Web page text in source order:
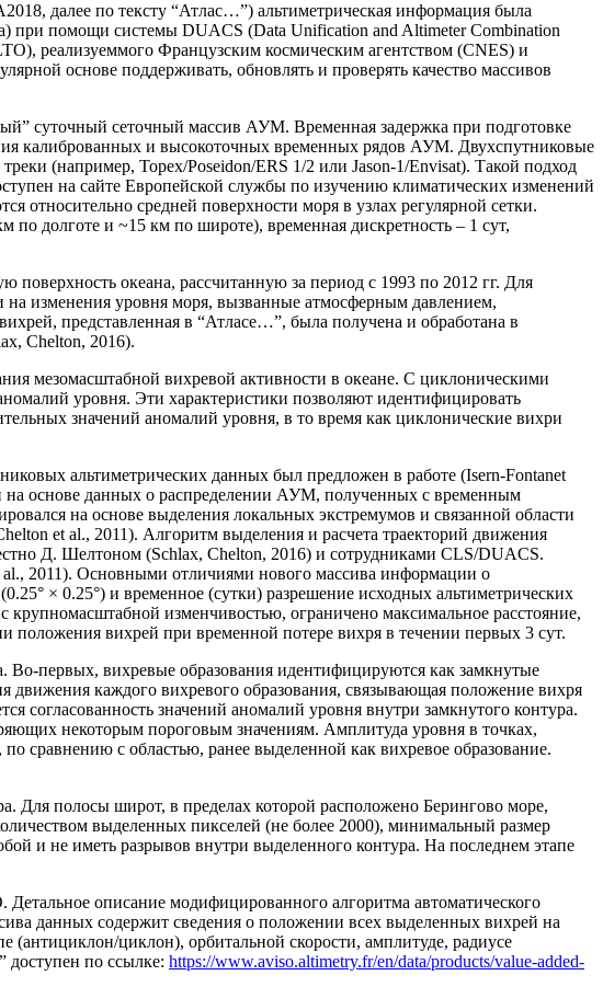
далее по тексту “Атлас…”) альтиметрическая информация была
при помощи системы DUACS (Data Unification and Altimeter Combination
реализуеммого Французским космическим агентством (CNES) и
основе поддерживать, обновлять и проверять качество массивов
суточный сеточный массив АУМ. Временная задержка при подготовке
калиброванных и высокоточных временных рядов АУМ. Двухспутниковые
(например, Topex/Poseidon/ERS 1/2 или Jason-1/Envisat). Такой подход
на сайте Европейской службы по изучению климатических изменений
относительно средней поверхности моря в узлах регулярной сетки.
по долготе и ~15 км по широте), временная дискретность – 1 сут,
океана, рассчитанную за период с 1993 по 2012 гг. Для
на изменения уровня моря, вызванные атмосферным давлением,
представленная в “Атласе…”, была получена и обработана в
Chelton, 2016).
мезомасштабной вихревой активности в океане. С циклоническими
уровня. Эти характеристики позволяют идентифицировать
значений аномалий уровня, в то время как циклонические вихри
альтиметрических данных был предложен в работе (Isern-Fontanet
на основе данных о распределении АУМ, полученных с временным
на основе выделения локальных экстремумов и связанной области
et al., 2011). Алгоритм выделения и расчета траекторий движения
Д. Шелтоном (Schlax, Chelton, 2016) и сотрудниками CLS/DUACS.
al., 2011). Основными отличиями нового массива информации о
× 0.25°) и временное (сутки) разрешение исходных альтиметрических
изменчивостью, ограничено максимальное расстояние,
вихрей при временной потере вихря в течении первых 3 сут.
Во-первых, вихревые образования идентифицируются как замкнутые
каждого вихревого образования, связывающая положение вихря
значений аномалий уровня внутри замкнутого контура.
некоторым пороговым значениям. Амплитуда уровня в точках,
сравнению с областью, ранее выделенной как вихревое образование.
Для полосы широт, в пределах которой расположено Берингово море,
выделенных пикселей (не более 2000), минимальный размер
и не иметь разрывов внутри выделенного контура. На последнем этапе
описание модифицированного алгоритма автоматического
данных содержит сведения о положении всех выделенных вихрей на
(антициклон/циклон), орбитальной скорости, амплитуде, радиусе
по ссылке: https://www.aviso.altimetry.fr/en/data/products/value-added-